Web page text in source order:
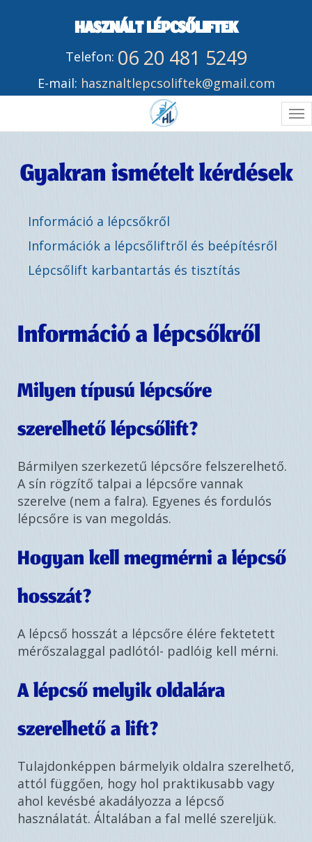
HASZNÁLT LÉPCSŐLIFTEK
Telefon: 06 20 481 5249
E-mail: hasznaltlepcsoliftek@gmail.com
Gyakran ismételt kérdések
Információ a lépcsőkről
Információk a lépcsőliftről és beépítésről
Lépcsőlift karbantartás és tisztítás
Információ a lépcsőkről
Milyen típusú lépcsőre
szerelhető lépcsőlift?
Bármilyen szerkezetű lépcsőre felszerelhető.
A sín rögzítő talpai a lépcsőre vannak
szerelve (nem a falra). Egyenes és fordulós
lépcsőre is van megoldás.
Hogyan kell megmérni a lépcső
hosszát?
A lépcső hosszát a lépcsőre élére fektetett
mérőszalaggal padlótól- padlóig kell mérni.
A lépcső melyik oldalára
szerelhető a lift?
Tulajdonképpen bármelyik oldalra szerelhető,
attól függően, hogy hol praktikusabb vagy
ahol kevésbé akadályozza a lépcső
használatát. Általában a fal mellé szereljük.